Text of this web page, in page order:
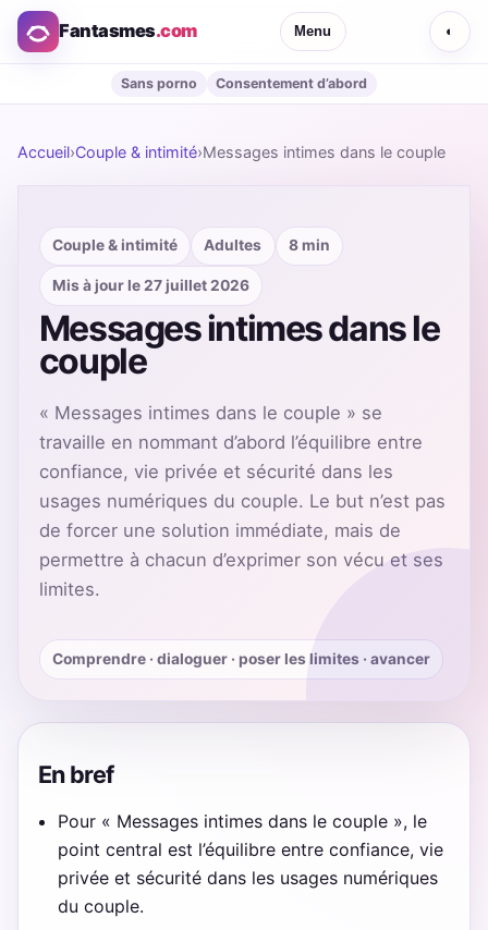
Fantasmes.com Menu ◐
Sans porno Consentement d’abord
Accueil›Couple & intimité›Messages intimes dans le couple
Couple & intimité Adultes 8 min
Mis à jour le 27 juillet 2026
Messages intimes dans le
couple
« Messages intimes dans le couple » se
travaille en nommant d’abord l’équilibre entre
confiance, vie privée et sécurité dans les
usages numériques du couple. Le but n’est pas
de forcer une solution immédiate, mais de
permettre à chacun d’exprimer son vécu et ses
limites.
Comprendre · dialoguer · poser les limites · avancer
En bref
Pour « Messages intimes dans le couple », le
point central est l’équilibre entre confiance, vie
privée et sécurité dans les usages numériques
du couple.